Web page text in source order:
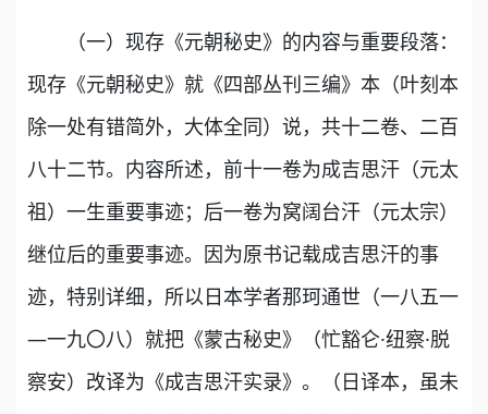
（一）现存《元朝秘史》的内容与重要段落：
现存《元朝秘史》就《四部丛刊三编》本（叶刻本
除一处有错简外，大体全同）说，共十二卷、二百
八十二节。内容所述，前十一卷为成吉思汗（元太
祖）一生重要事迹；后一卷为窝阔台汗（元太宗）
继位后的重要事迹。因为原书记载成吉思汗的事
迹，特别详细，所以日本学者那珂通世（一八五一
—一九〇八）就把《蒙古秘史》（忙豁仑·纽察·脱
察安）改译为《成吉思汗实录》。（日译本，虽未